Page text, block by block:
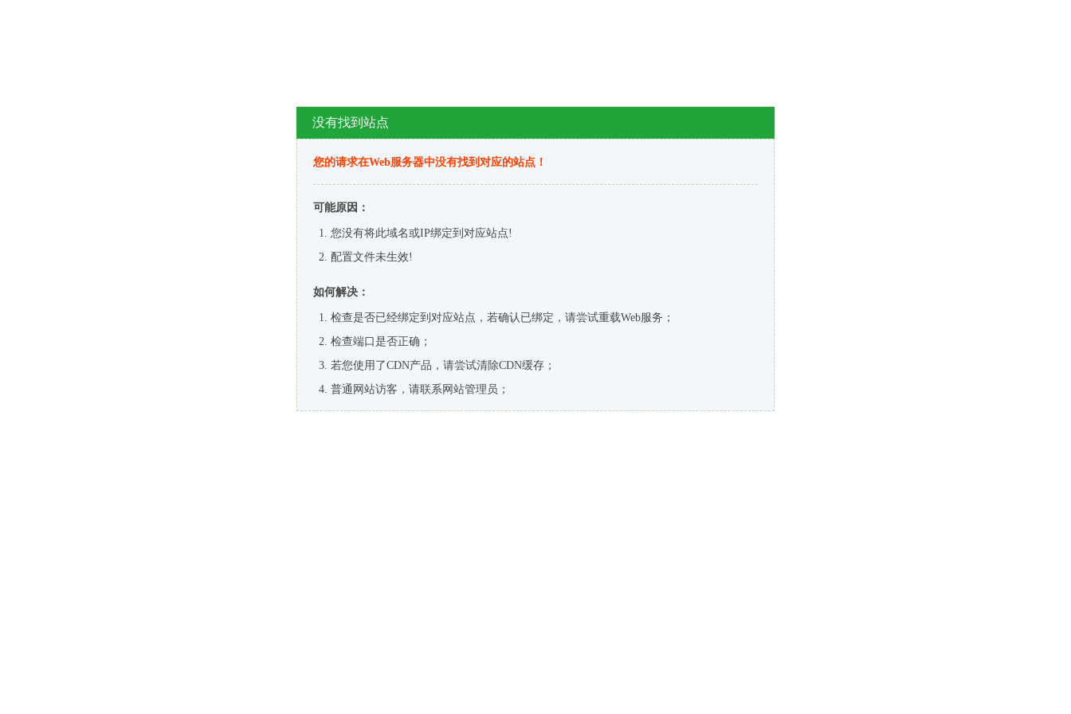
没有找到站点
您的请求在Web服务器中没有找到对应的站点！
可能原因：
您没有将此域名或IP绑定到对应站点!
配置文件未生效!
如何解决：
检查是否已经绑定到对应站点，若确认已绑定，请尝试重载Web服务；
检查端口是否正确；
若您使用了CDN产品，请尝试清除CDN缓存；
普通网站访客，请联系网站管理员；